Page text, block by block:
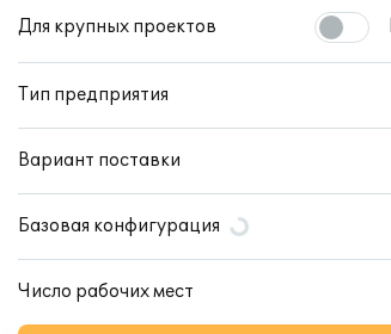
Для крупных проектов
Тип предприятия
Вариант поставки
Базовая конфигурация
Число рабочих мест